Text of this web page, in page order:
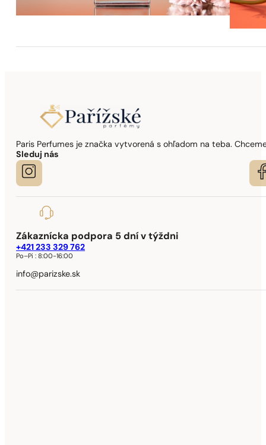
Paris Perfumes je značka vytvorená s ohľadom na teba.
Sleduj nás
Zákaznícka podpora 5 dní v týždni
+421 233 329 762
Po–Pi :8:00-16:00
info@parizske.sk